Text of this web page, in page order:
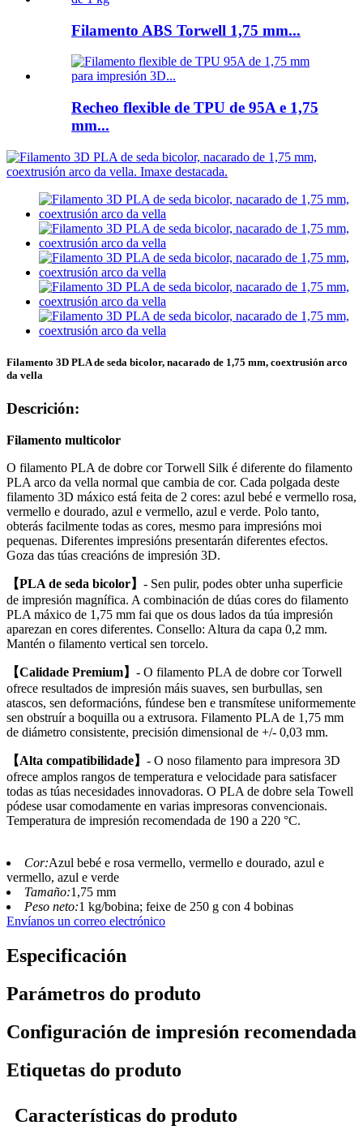
Filamento ABS Torwell 1,75 mm...
Recheo flexible de TPU de 95A e 1,75
mm...
Filamento 3D PLA de seda bicolor, nacarado de 1,75 mm, coextrusión arco
da vella
Descrición:
Filamento multicolor
O filamento PLA de dobre cor Torwell Silk é diferente do filamento
PLA arco da vella normal que cambia de cor. Cada polgada deste
filamento 3D máxico está feita de 2 cores: azul bebé e vermello rosa,
vermello e dourado, azul e vermello, azul e verde. Polo tanto,
obterás facilmente todas as cores, mesmo para impresións moi
pequenas. Diferentes impresións presentarán diferentes efectos.
Goza das túas creacións de impresión 3D.
【PLA de seda bicolor】 - Sen pulir, podes obter unha superficie
de impresión magnífica. A combinación de dúas cores do filamento
PLA máxico de 1,75 mm fai que os dous lados da túa impresión
aparezan en cores diferentes. Consello: Altura da capa 0,2 mm.
Mantén o filamento vertical sen torcelo.
【Calidade Premium】 - O filamento PLA de dobre cor Torwell
ofrece resultados de impresión máis suaves, sen burbullas, sen
atascos, sen deformacións, fúndese ben e transmítese uniformemente
sen obstruír a boquilla ou a extrusora. Filamento PLA de 1,75 mm
de diámetro consistente, precisión dimensional de +/- 0,03 mm.
【Alta compatibilidade】 - O noso filamento para impresora 3D
ofrece amplos rangos de temperatura e velocidade para satisfacer
todas as túas necesidades innovadoras. O PLA de dobre sela Towell
pódese usar comodamente en varias impresoras convencionais.
Temperatura de impresión recomendada de 190 a 220 °C.
Cor:Azul bebé e rosa vermello, vermello e dourado, azul e
vermello, azul e verde
Tamaño:1,75 mm
Peso neto:1 kg/bobina; feixe de 250 g con 4 bobinas
Envíanos un correo electrónico
Especificación
Parámetros do produto
Configuración de impresión recomendada
Etiquetas do produto
Características do produto